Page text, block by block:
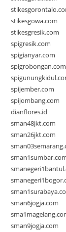
stikesgowa.com
stikesgresik.com
spigresik.com
spigianyar.com
spigrobongan.com
spijember.com
spijombang.com
dianflores.id
sman48jkt.com
sman26jkt.com
sman6jogja.com
sman9jogja.com